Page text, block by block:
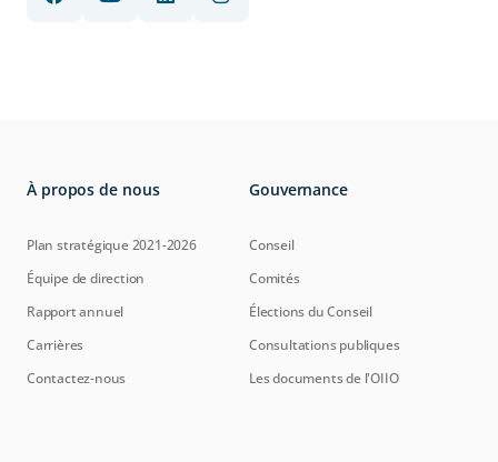
À propos de nous
Plan stratégique 2021-2026
Équipe de direction
Rapport annuel
Carrières
Contactez-nous
Gouvernance
Conseil
Comités
Élections du Conseil
Consultations publiques
Les documents de l'OIIO